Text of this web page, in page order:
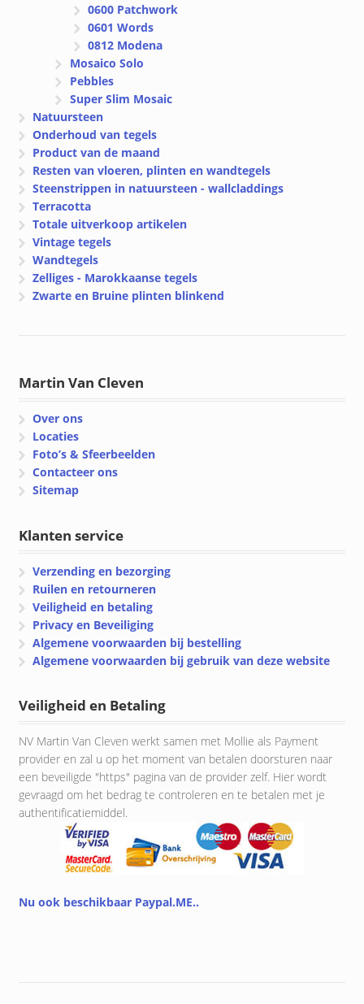
0600 Patchwork
0601 Words
0812 Modena
Mosaico Solo
Pebbles
Super Slim Mosaic
Natuursteen
Onderhoud van tegels
Product van de maand
Resten van vloeren, plinten en wandtegels
Steenstrippen in natuursteen - wallcladdings
Terracotta
Totale uitverkoop artikelen
Vintage tegels
Wandtegels
Zelliges - Marokkaanse tegels
Zwarte en Bruine plinten blinkend
Martin Van Cleven
Over ons
Locaties
Foto’s & Sfeerbeelden
Contacteer ons
Sitemap
Klanten service
Verzending en bezorging
Ruilen en retourneren
Veiligheid en betaling
Privacy en Beveiliging
Algemene voorwaarden bij bestelling
Algemene voorwaarden bij gebruik van deze website
Veiligheid en Betaling
NV Martin Van Cleven werkt samen met Mollie als Payment
provider en zal u op het moment van betalen doorsturen naar
een beveiligde "https" pagina van de provider zelf. Hier wordt
gevraagd om het bedrag te controleren en te betalen met je
authentificatiemiddel.
Nu ook beschikbaar Paypal.ME..